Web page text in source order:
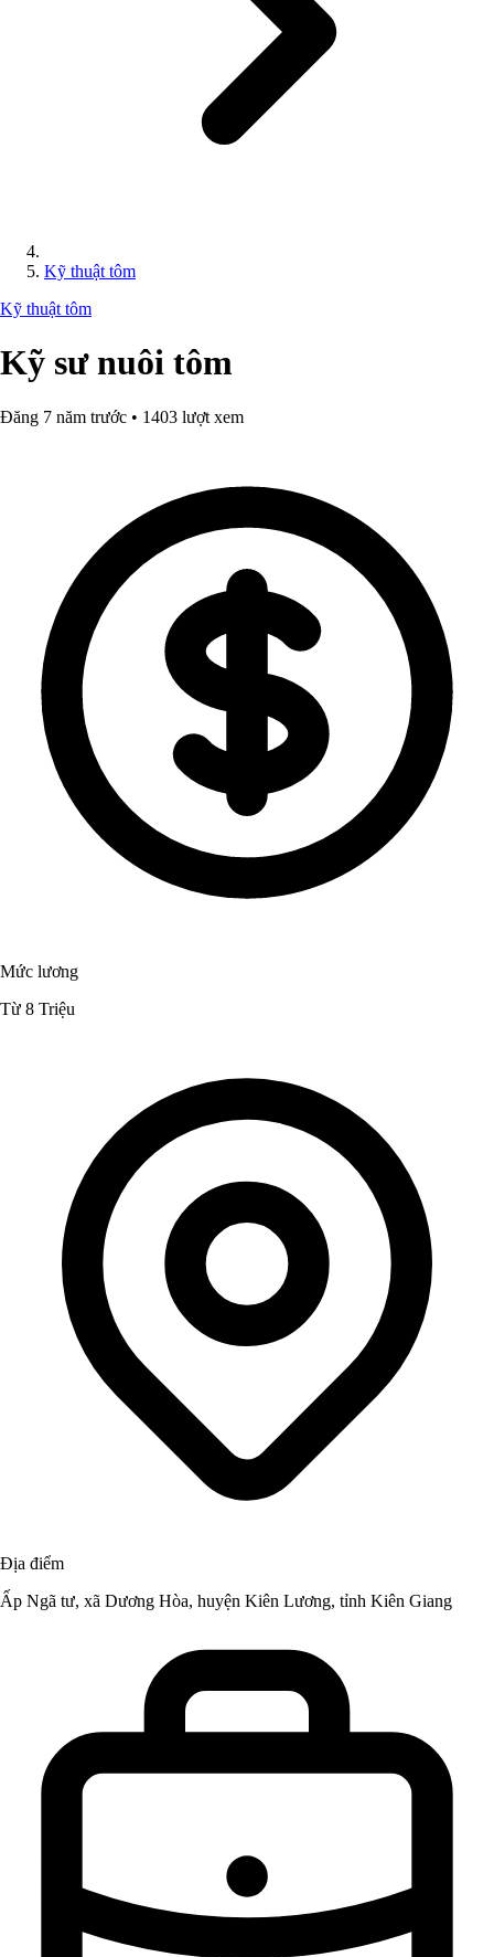
Kỹ thuật tôm
Kỹ thuật tôm
Kỹ sư nuôi tôm
Đăng 7 năm trước • 1403 lượt xem
Mức lương
Từ 8 Triệu
Địa điểm
Ấp Ngã tư, xã Dương Hòa, huyện Kiên Lương, tỉnh Kiên Giang